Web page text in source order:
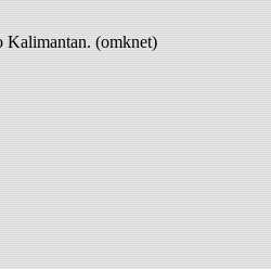
Kalimantan. (omknet)